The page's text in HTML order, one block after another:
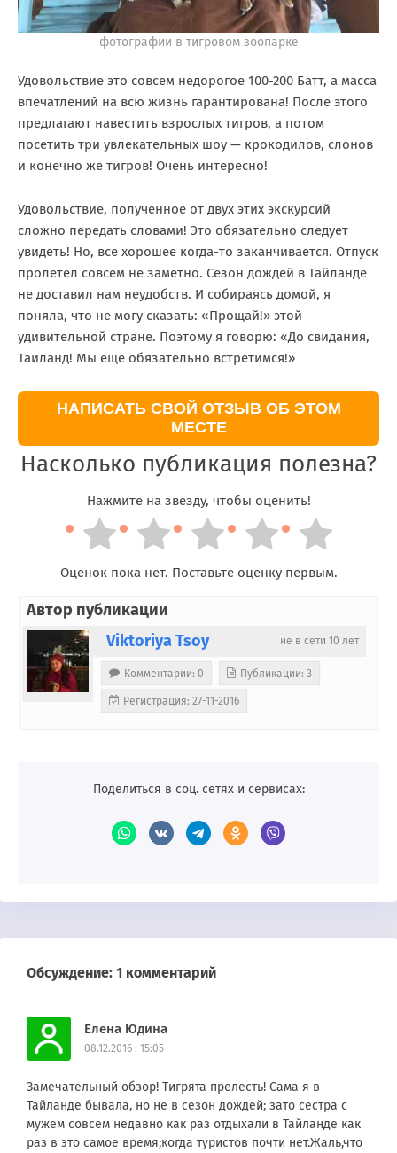
фотографии в тигровом зоопарке
Удовольствие это совсем недорогое 100-200 Батт, а масса
впечатлений на всю жизнь гарантирована! После этого
предлагают навестить взрослых тигров, а потом
посетить три увлекательных шоу — крокодилов, слонов
и конечно же тигров! Очень интересно!
Удовольствие, полученное от двух этих экскурсий
сложно передать словами! Это обязательно следует
увидеть! Но, все хорошее когда-то заканчивается. Отпуск
пролетел совсем не заметно. Сезон дождей в Тайланде
не доставил нам неудобств. И собираясь домой, я
поняла, что не могу сказать: «Прощай!» этой
удивительной стране. Поэтому я говорю: «До свидания,
Таиланд! Мы еще обязательно встретимся!»
НАПИСАТЬ СВОЙ ОТЗЫВ ОБ ЭТОМ
МЕСТЕ
Насколько публикация полезна?
Нажмите на звезду, чтобы оценить!
Оценок пока нет. Поставьте оценку первым.
Автор публикации
не в сети 10 лет
Viktoriya Tsoy
Комментарии: 0 Публикации: 3
Регистрация: 27-11-2016
Поделиться в соц. сетях и сервисах:
Обсуждение: 1 комментарий
Елена Юдина
08.12.2016 : 15:05
Замечательный обзор! Тигрята прелесть! Сама я в
Тайланде бывала, но не в сезон дождей; зато сестра с
мужем совсем недавно как раз отдыхали в Тайланде как
раз в это самое время;когда туристов почти нет.Жаль,что